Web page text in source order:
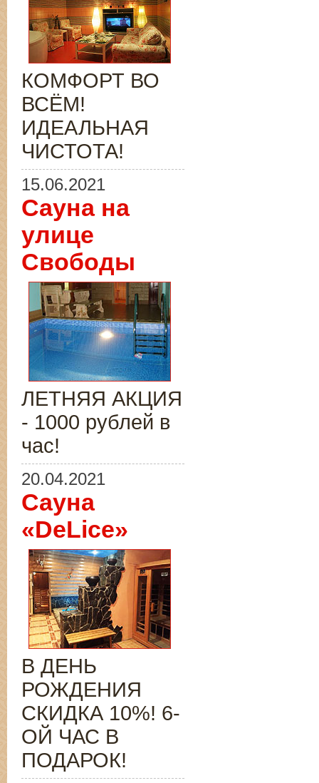
КОМФОРТ ВО
ВСЁМ!
ИДЕАЛЬНАЯ
ЧИСТОТА!
15.06.2021
Сауна на
улице
Свободы
ЛЕТНЯЯ АКЦИЯ
- 1000 рублей в
час!
20.04.2021
Сауна
«DeLice»
В ДЕНЬ
РОЖДЕНИЯ
СКИДКА 10%! 6-
ОЙ ЧАС В
ПОДАРОК!